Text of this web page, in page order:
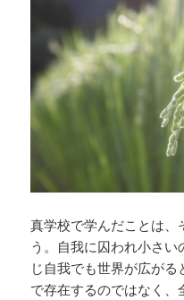
真学校で学んだことは、
う。自我に囚われ小さ
じ自我でも世界が広が
で存在するのではなく